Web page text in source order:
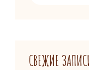
СВЕЖИЕ